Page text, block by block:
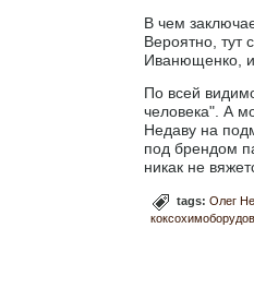
В чем
Вероятно, тут
Иванющенко, и
По всей
человека". А
Недаву на
под брендом
никак не
tags: Олег